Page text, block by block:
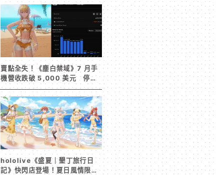
賣點全失！《塵白禁域》7 月手
機營收跌破 5,000 美元 停服
整改後玩家大量流失
hololive《盛夏｜墾丁旅行日
記》快閃店登場！夏日風情限定